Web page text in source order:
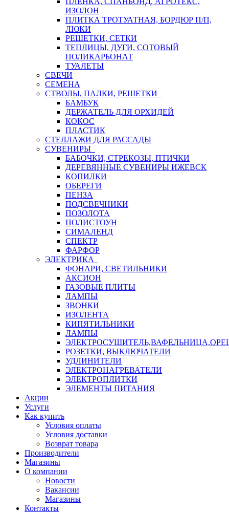
ИЗОЛОН
ПЛИТКА ТРОТУАТНАЯ, БОРДЮР П/П,
ЛЮКИ
РЕШЕТКИ, СЕТКИ
ТЕПЛИЦЫ, ДУГИ, СОТОВЫЙ
ПОЛИКАРБОНАТ
ТУАЛЕТЫ
СВЕЧИ
СЕМЕНА
СТВОЛЫ, ПАЛКИ, РЕШЕТКИ
БАМБУК
ДЕРЖАТЕЛЬ ДЛЯ ОРХИДЕЙ
КОКОС
ПЛАСТИК
СТЕЛЛАЖИ ДЛЯ РАССАДЫ
СУВЕНИРЫ
БАБОЧКИ, СТРЕКОЗЫ, ПТИЧКИ
ДЕРЕВЯННЫЕ СУВЕНИРЫ ИЖЕВСК
КОПИЛКИ
ОБЕРЕГИ
ПЕНЗА
ПОДСВЕЧНИКИ
ПОЗОЛОТА
ПОЛИСТОУН
СИМАЛЕНД
СПЕКТР
ФАРФОР
ЭЛЕКТРИКА
ФОНАРИ, СВЕТИЛЬНИКИ
АКСИОН
ГАЗОВЫЕ ПЛИТЫ
ЛАМПЫ
ЗВОНКИ
ИЗОЛЕНТА
КИПЯТИЛЬНИКИ
ЛАМПЫ
РОЗЕТКИ, ВЫКЛЮЧАТЕЛИ
УДЛИНИТЕЛИ
ЭЛЕКТРОНАГРЕВАТЕЛИ
ЭЛЕКТРОПЛИТКИ
ЭЛЕМЕНТЫ ПИТАНИЯ
Акции
Услуги
Как купить
Условия оплаты
Условия доставки
Возврат товара
Производители
Магазины
О компании
Новости
Вакансии
Магазины
Контакты